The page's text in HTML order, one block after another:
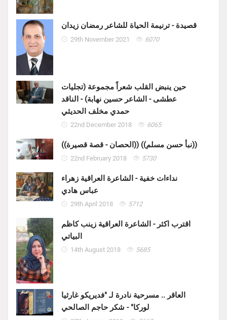
قصيدة - ترنيمة الحياة للشاعر رمضان زيدان
29th November 2021 6070
حين ينبض القلب شعراً مجموعة (تجليات
عطشى - الشاعر حسين نهابة) - الناقد
حمدي مخلف الحديثي
22nd December 2018 6065
((الحصان - قصة قصيرة)) ((نبأ حسن مسلم))
22nd February 2018 5730
نداءات خفية - الشاعرة العراقية زهراء
عباس هادي
29th April 2018 5712
اقترب اكثر - الشاعرة العراقية زينب كاظم
البياتي
14th August 2018 5685
العاقر .. مسرحية نادرة لـ "فديريكو غارثيا
لوركا" - شكر حاجم الصالحي